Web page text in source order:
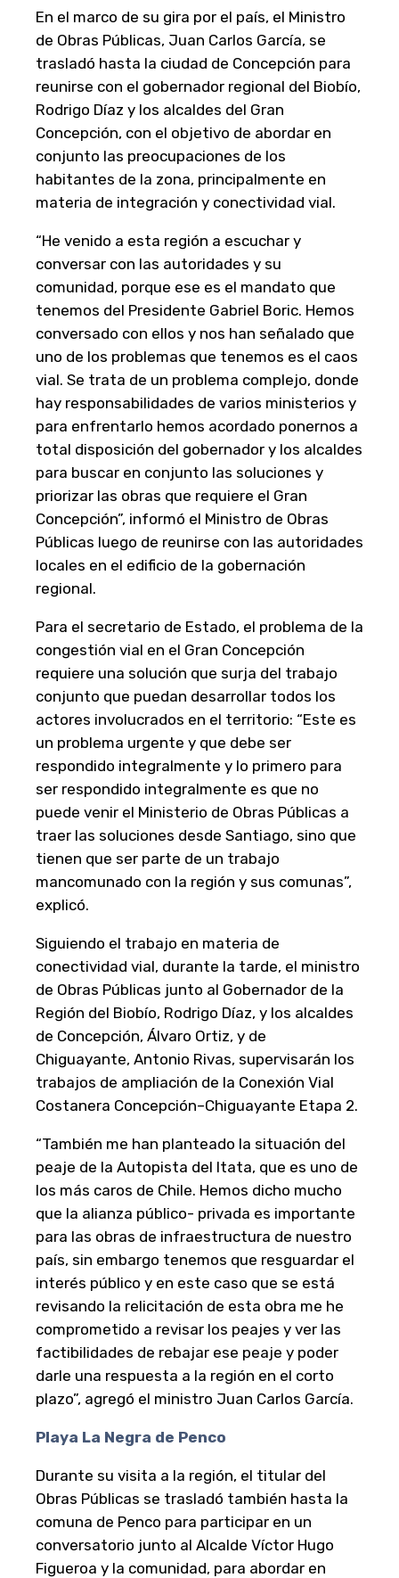
En el marco de su gira por el país, el Ministro
de Obras Públicas, Juan Carlos García, se
trasladó hasta la ciudad de Concepción para
reunirse con el gobernador regional del Biobío,
Rodrigo Díaz y los alcaldes del Gran
Concepción, con el objetivo de abordar en
conjunto las preocupaciones de los
habitantes de la zona, principalmente en
materia de integración y conectividad vial.
“He venido a esta región a escuchar y
conversar con las autoridades y su
comunidad, porque ese es el mandato que
tenemos del Presidente Gabriel Boric. Hemos
conversado con ellos y nos han señalado que
uno de los problemas que tenemos es el caos
vial. Se trata de un problema complejo, donde
hay responsabilidades de varios ministerios y
para enfrentarlo hemos acordado ponernos a
total disposición del gobernador y los alcaldes
para buscar en conjunto las soluciones y
priorizar las obras que requiere el Gran
Concepción”, informó el Ministro de Obras
Públicas luego de reunirse con las autoridades
locales en el edificio de la gobernación
regional.
Para el secretario de Estado, el problema de la
congestión vial en el Gran Concepción
requiere una solución que surja del trabajo
conjunto que puedan desarrollar todos los
actores involucrados en el territorio: “Este es
un problema urgente y que debe ser
respondido integralmente y lo primero para
ser respondido integralmente es que no
puede venir el Ministerio de Obras Públicas a
traer las soluciones desde Santiago, sino que
tienen que ser parte de un trabajo
mancomunado con la región y sus comunas”,
explicó.
Siguiendo el trabajo en materia de
conectividad vial, durante la tarde, el ministro
de Obras Públicas junto al Gobernador de la
Región del Biobío, Rodrigo Díaz, y los alcaldes
de Concepción, Álvaro Ortiz, y de
Chiguayante, Antonio Rivas, supervisarán los
trabajos de ampliación de la Conexión Vial
Costanera Concepción–Chiguayante Etapa 2.
“También me han planteado la situación del
peaje de la Autopista del Itata, que es uno de
los más caros de Chile. Hemos dicho mucho
que la alianza público- privada es importante
para las obras de infraestructura de nuestro
país, sin embargo tenemos que resguardar el
interés público y en este caso que se está
revisando la relicitación de esta obra me he
comprometido a revisar los peajes y ver las
factibilidades de rebajar ese peaje y poder
darle una respuesta a la región en el corto
plazo”, agregó el ministro Juan Carlos García.
Playa La Negra de Penco
Durante su visita a la región, el titular del
Obras Públicas se trasladó también hasta la
comuna de Penco para participar en un
conversatorio junto al Alcalde Víctor Hugo
Figueroa y la comunidad, para abordar en